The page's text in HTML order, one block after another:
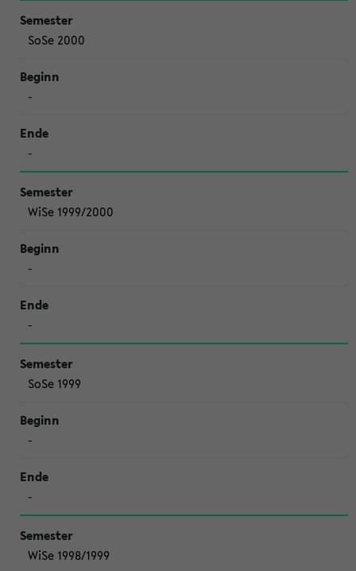
SoSe 2000
-
-
WiSe 1999/2000
-
-
SoSe 1999
-
-
WiSe 1998/1999